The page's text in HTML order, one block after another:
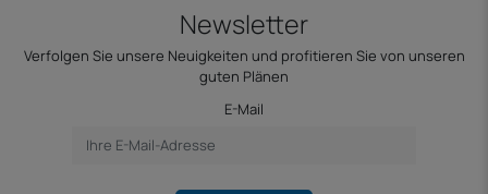
Newsletter
Verfolgen Sie unsere Neuigkeiten und profitieren Sie von unseren
guten Plänen
E-Mail